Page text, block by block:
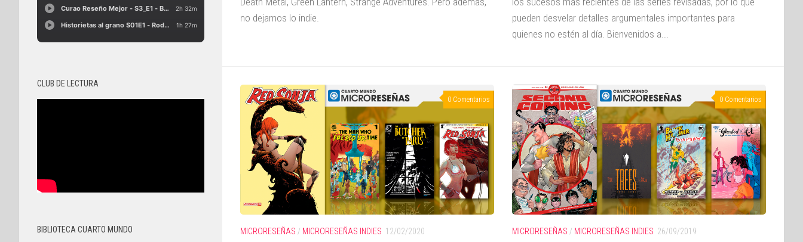
no dejamos lo indie.
pueden desvelar detalles argumentales importantes para
quienes no estén al día. Bienvenidos a...
0 Comentarios
MICRORESEÑAS / MICRORESEÑAS INDIES 12/02/2020
0 Comentarios
MICRORESEÑAS / MICRORESEÑAS INDIES 26/09/2019
CLUB DE LECTURA
BIBLIOTECA CUARTO MUNDO